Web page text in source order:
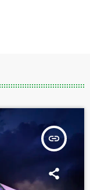
insert_link